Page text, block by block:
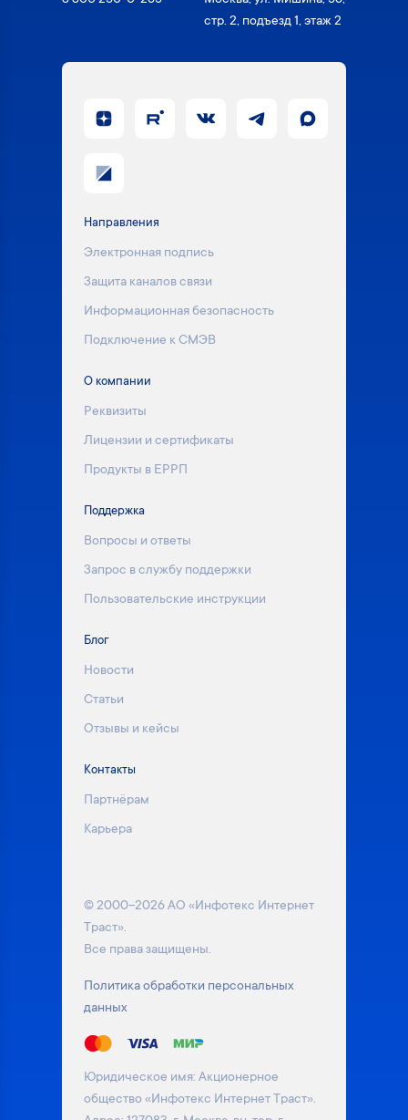
стр. 2, подъезд 1, этаж 2
Направления
Электронная подпись
Защита каналов связи
Информационная безопасность
Подключение к СМЭВ
О компании
Реквизиты
Лицензии и сертификаты
Продукты в ЕРРП
Поддержка
Вопросы и ответы
Запрос в службу поддержки
Пользовательские инструкции
Блог
Новости
Статьи
Отзывы и кейсы
Контакты
Партнёрам
Карьера
© 2000–2026 АО «Инфотекс Интернет
Траст».
Все права защищены.
Политика обработки персональных
данных
Юридическое имя: Акционерное
общество «Инфотекс Интернет Траст».